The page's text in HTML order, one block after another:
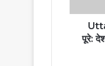
देश
पूरे: